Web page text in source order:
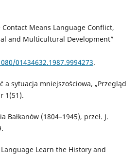
Contact Means Language Conflict,
and Multicultural Development”
01434632.1987.9994273.
a sytuacja mniejszościowa, „Przegląd
1(51).
Bałkanów (1804–1945), przeł. J.
Learn the History and